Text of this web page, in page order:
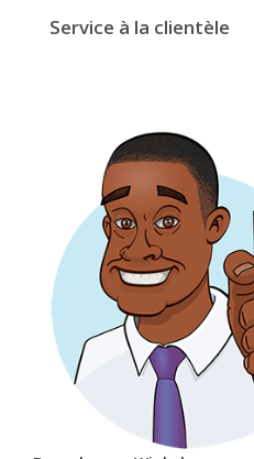
Service à la clientèle